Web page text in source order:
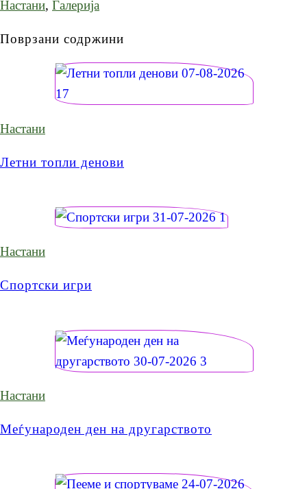
Настани, Галерија
Поврзани содржини
Настани
Летни топли денови
Настани
Спортски игри
Настани
Меѓународен ден на другарството